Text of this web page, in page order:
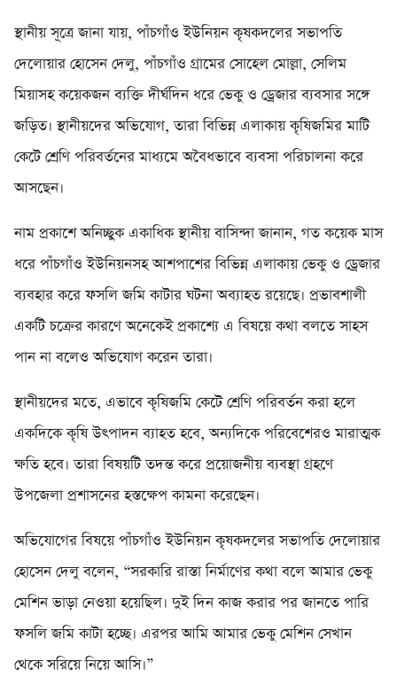
স্থানীয় সূত্রে জানা যায়, পাঁচগাঁও ইউনিয়ন কৃষকদলের সভাপতি
দেলোয়ার হোসেন দেলু, পাঁচগাঁও গ্রামের সোহেল মোল্লা, সেলিম
মিয়াসহ কয়েকজন ব্যক্তি দীর্ঘদিন ধরে ভেকু ও ড্রেজার ব্যবসার সঙ্গে
জড়িত। স্থানীয়দের অভিযোগ, তারা বিভিন্ন এলাকায় কৃষিজমির মাটি
কেটে শ্রেণি পরিবর্তনের মাধ্যমে অবৈধভাবে ব্যবসা পরিচালনা করে
আসছেন।
নাম প্রকাশে অনিচ্ছুক একাধিক স্থানীয় বাসিন্দা জানান, গত কয়েক মাস
ধরে পাঁচগাঁও ইউনিয়নসহ আশপাশের বিভিন্ন এলাকায় ভেকু ও ড্রেজার
ব্যবহার করে ফসলি জমি কাটার ঘটনা অব্যাহত রয়েছে। প্রভাবশালী
একটি চক্রের কারণে অনেকেই প্রকাশ্যে এ বিষয়ে কথা বলতে সাহস
পান না বলেও অভিযোগ করেন তারা।
স্থানীয়দের মতে, এভাবে কৃষিজমি কেটে শ্রেণি পরিবর্তন করা হলে
একদিকে কৃষি উৎপাদন ব্যাহত হবে, অন্যদিকে পরিবেশেরও মারাত্মক
ক্ষতি হবে। তারা বিষয়টি তদন্ত করে প্রয়োজনীয় ব্যবস্থা গ্রহণে
উপজেলা প্রশাসনের হস্তক্ষেপ কামনা করেছেন।
অভিযোগের বিষয়ে পাঁচগাঁও ইউনিয়ন কৃষকদলের সভাপতি দেলোয়ার
হোসেন দেলু বলেন, “সরকারি রাস্তা নির্মাণের কথা বলে আমার ভেকু
মেশিন ভাড়া নেওয়া হয়েছিল। দুই দিন কাজ করার পর জানতে পারি
ফসলি জমি কাটা হচ্ছে। এরপর আমি আমার ভেকু মেশিন সেখান
থেকে সরিয়ে নিয়ে আসি।”